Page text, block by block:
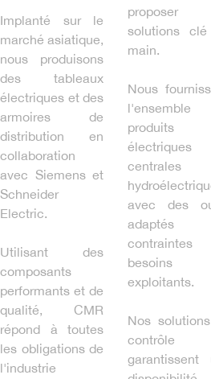
Implanté sur le
marché asiatique,
nous produisons
des tableaux
électriques et des
armoires de
distribution en
collaboration
avec Siemens et
Schneider
Electric.
Utilisant des
composants
performants et de
qualité, CMR
répond à toutes
les obligations de
l'industrie
proposer
solutions
main.
Nous
l'ensemble
produits
électriques
centrales
avec des
adaptés
besoins
exploitants.
Nos
contrôle
garantissent